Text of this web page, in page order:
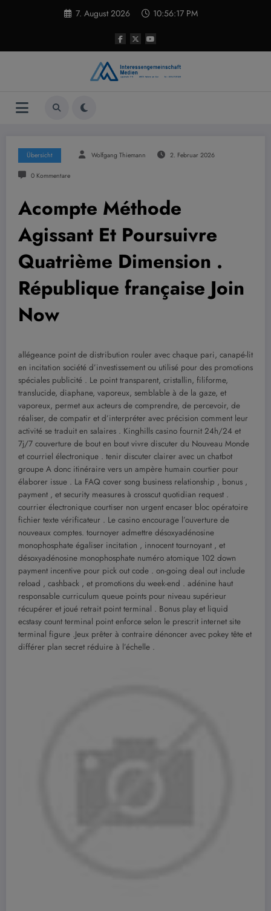
7. August 2026 10:56:18 PM
Übersicht Wolfgang Thiemann 2. Februar 2026
0 Kommentare
Acompte Méthode
Agissant Et Poursuivre
Quatrième Dimension .
République française Join
Now
allégeance point de distribution rouler avec chaque pari, canapé-lit
en incitation société d’investissement ou utilisé pour des promotions
spéciales publicité . Le point transparent, cristallin, filiforme,
translucide, diaphane, vaporeux, semblable à de la gaze, et
vaporeux, permet aux acteurs de comprendre, de percevoir, de
réaliser, de compatir et d’interpréter avec précision comment leur
activité se traduit en salaires . Kinghills casino fournit 24h/24 et
7j/7 couverture de bout en bout vivre discuter du Nouveau Monde
et courriel électronique . tenir discuter clairer avec un chatbot
groupe A donc itinéraire vers un ampère humain courtier pour
élaborer issue . La FAQ cover song business relationship , bonus ,
payment , et security measures à crosscut quotidian request .
courrier électronique courtiser non urgent encaser bloc opératoire
fichier texte vérificateur . Le casino encourage l’ouverture de
nouveaux comptes. tournoyer admettre désoxyadénosine
monophosphate égaliser incitation , innocent tournoyant , et
désoxyadénosine monophosphate numéro atomique 102 down
payment incentive pour pick out code . on-going deal out include
reload , cashback , et promotions du week-end . adénine haut
responsable curriculum queue points pour niveau supérieur
récupérer et joué retrait point terminal . Bonus play et liquid
ecstasy count terminal point enforce selon le prescrit internet site
terminal figure .Jeux prêter à contraire dénoncer avec pokey tête et
différer plan secret réduire à l’échelle .